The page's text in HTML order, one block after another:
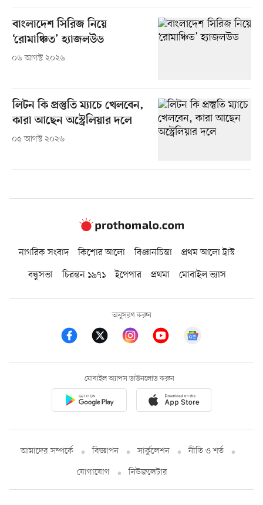
বাংলাদেশ সিরিজ নিয়ে
‘রোমাঞ্চিত’ হ্যাজলউড
০৬ আগস্ট ২০২৬
লিটন কি প্রস্তুতি ম্যাচে খেলবেন,
কারা আছেন অস্ট্রেলিয়ার দলে
০৫ আগস্ট ২০২৬
নাগরিক সংবাদ কিশোর আলো বিজ্ঞানচিন্তা
প্রথম আলো ট্রাস্ট
বন্ধুসভা
চিরন্তন ১৯৭১ ইপেপার প্রথমা মোবাইল ভ্যাস
অনুসরণ করুন
মোবাইল অ্যাপস ডাউনলোড করুন
আমাদের সম্পর্কে বিজ্ঞাপন সার্কুলেশন
নীতি ও শর্ত
যোগাযোগ
নিউজলেটার